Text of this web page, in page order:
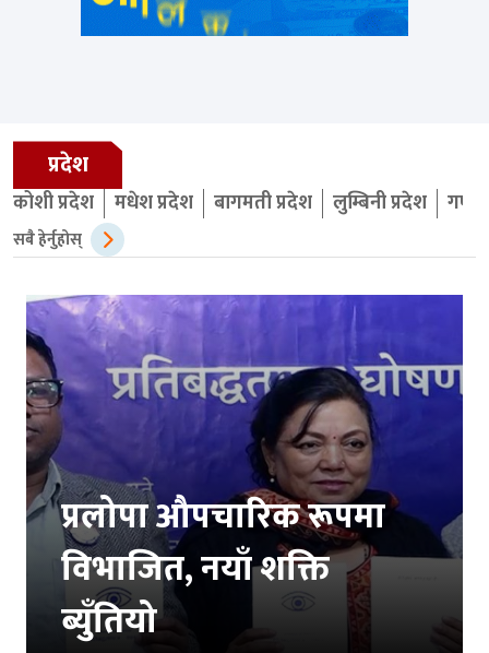
प्रदेश
कोशी प्रदेश मधेश प्रदेश बागमती प्रदेश लुम्बिनी प्रदेश
सबै हेर्नुहोस्
प्रलोपा औपचारिक रूपमा
विभाजित, नयाँ शक्ति
ब्युँतियो